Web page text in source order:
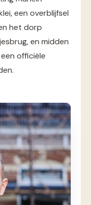
een overblijfsel
het dorp
en midden
officiële